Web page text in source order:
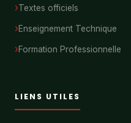
Textes officiels
Enseignement Technique
Formation Professionnelle
LIENS UTILES